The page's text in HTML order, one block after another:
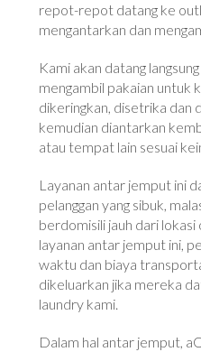
repot-repot datang ke
mengantarkan dan
Kami akan datang
mengambil pakaian untuk
dikeringkan, disetrika dan
kemudian diantarkan
atau tempat lain sesuai
Layanan antar jemput ini
pelanggan yang sibuk,
berdomisili jauh dari
layanan antar jemput ini,
waktu dan biaya
dikeluarkan jika mereka
laundry kami.
Dalam hal antar jemput,